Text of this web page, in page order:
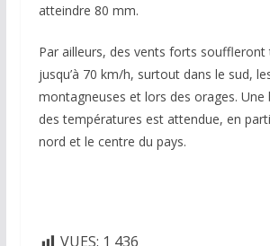
atteindre 80 mm.
Par ailleurs, des vents forts
jusqu’à 70 km/h, surtout dans le sud,
montagneuses et lors des orages. Une
des températures est attendue, en
nord et le centre du pays.
VUES: 1 436